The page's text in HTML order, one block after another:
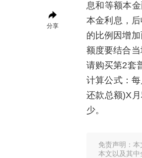
分享
息和等额本
本金利息，
的比例因增
额度要结合
请购买第2套
计算公式：
还款总额)X
少。
免责声明：
本文以及其